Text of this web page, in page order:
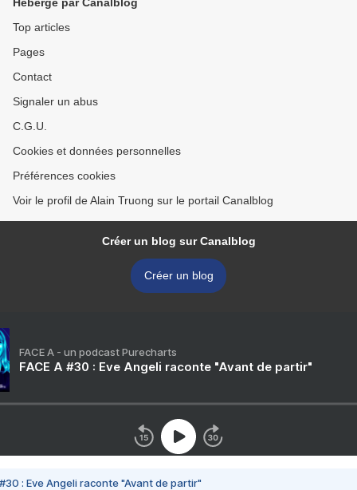
Top articles
Pages
Contact
Signaler un abus
C.G.U.
Cookies et données personnelles
Préférences cookies
Voir le profil de Alain Truong sur le portail Canalblog
Créer un blog sur Canalblog
Créer un blog
FACE A - un podcast Purecharts
FACE A #30 : Eve Angeli raconte "Avant de partir"
#30 : Eve Angeli raconte "Avant de partir"